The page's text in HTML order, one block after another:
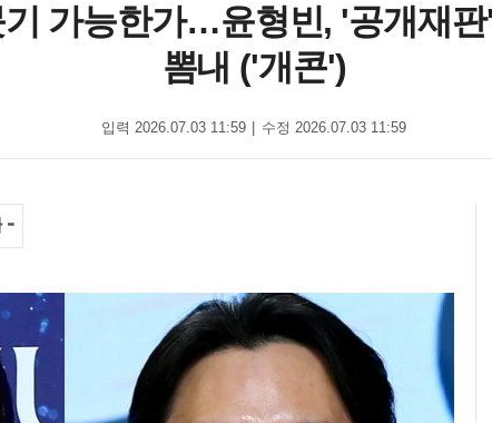
가능한가…윤형빈, '공개재
뽐내 ('개콘')
입력 2026.07.03 11:59 수정 2026.07.03 11:59